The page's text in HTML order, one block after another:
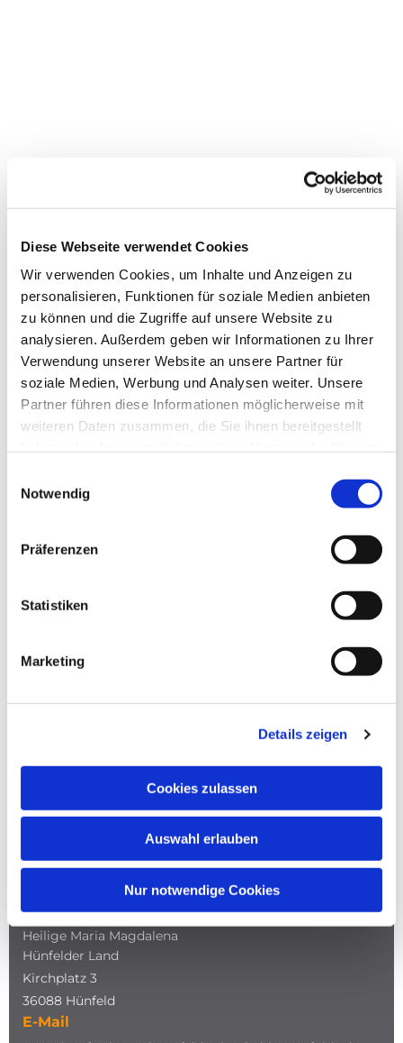
Diese Webseite verwendet Cookies
Wir verwenden Cookies, um Inhalte und Anzeigen zu
personalisieren, Funktionen für soziale Medien anbieten
zu können und die Zugriffe auf unsere Website zu
analysieren. Außerdem geben wir Informationen zu Ihrer
Verwendung unserer Website an unsere Partner für
soziale Medien, Werbung und Analysen weiter. Unsere
Partner führen diese Informationen möglicherweise mit
weiteren Daten zusammen, die Sie ihnen bereitgestellt
Notwendig
Präferenzen
Statistiken
Marketing
Details zeigen
Cookies zulassen
Auswahl erlauben
Nur notwendige Cookies
Dies könnte Sie auch
interessieren
NAVIGATION
Katholische Kirche
Heilige Maria Magdalena
Hünfelder Land
Kirchplatz 3
36088 Hünfeld
E-Mail